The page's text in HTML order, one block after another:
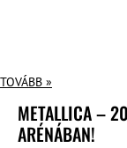
TOVÁBB »
METALLICA –
ARÉNÁBAN!